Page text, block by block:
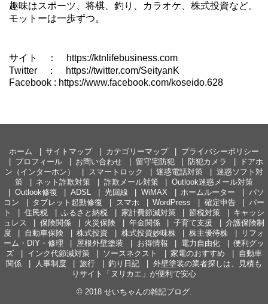
趣味はスポーツ、将棋、釣り、カラオケ、株式投資など。
モットーは一歩ずつ。
サイト ： https://ktnlifebusiness.com
Twitter ： https://twitter.com/SeityanK
Facebook : https://www.facebook.com/koseido.628
ホーム サイトマップ カテゴリーマップ
プライバシーポリシー
プロフィール
お問い合わせ 留守宅防犯 防犯カメラ
ドアホ
ン（インターホン）
スマートロック 迷惑電話対策
迷惑ソフト対
策
ネット詐欺対策 詐欺メール対策
Outlook迷惑メール対策
Outlook修復
ADSL 光回線 WiMAX ホームルーター
パソ
コン
タブレット起動修復 スマホ WordPress 確定申告
パー
ト
住民税 ふるさと納税 家計費節減対策 節税対策
キャッシ
ュレス
保険関係 火災保険 年金関係 子育て支援
介護保険制
度
自動車保険 株式投資 株式投資妙味株 株主優待株
リフォ
ーム・DIY・修理
屋根外壁塗装 お得情報 電力自由化
便利グッ
ズ
インク代節減対策 ソースネクスト 家電のおすすめ
自動車
関係
人事制度 旅行 釣り日記
外壁塗装の業者探しは、見積も
りサイト「ヌリカエ」が便利で安心
© 2018 せいちゃんの雑記ブログ.